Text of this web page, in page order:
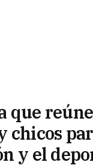
que
chicos
y el